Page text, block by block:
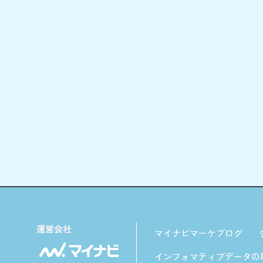
マイナビマーケブログ
インフォマティブデータ